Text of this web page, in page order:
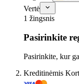
Vertė
1 žingsnis
Pasirinkite
Pasirinkite, kur
Kreditinėmis